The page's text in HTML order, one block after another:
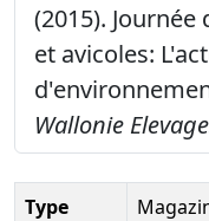
(2015).
et avicoles:
Wallonie
Type